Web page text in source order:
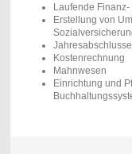
Laufende
Erstellung von
Kostenrechnung
Mahnwesen
Einrichtung und